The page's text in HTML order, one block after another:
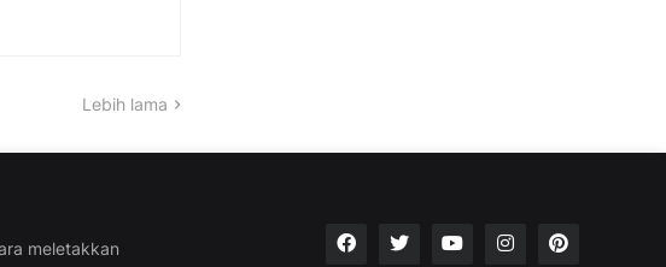
Lebih lama
meletakkan